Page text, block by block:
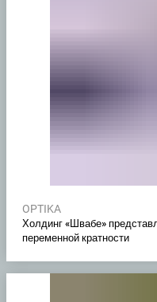
OPTIKA
Холдинг «Швабе»
переменной кратности